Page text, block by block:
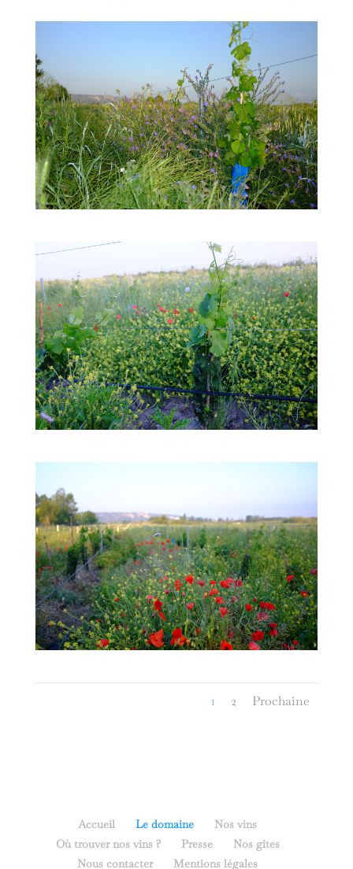
1 2 Prochaine
Accueil Le domaine
Nos vins
Où trouver nos vins ?
Presse
Nos gîtes
Nous contacter
Mentions légales